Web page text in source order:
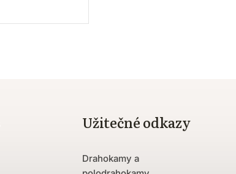
Užitečné odkazy
Drahokamy a